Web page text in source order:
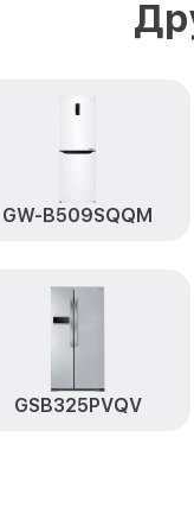
GW-B509SQQM
GSB325PVQV